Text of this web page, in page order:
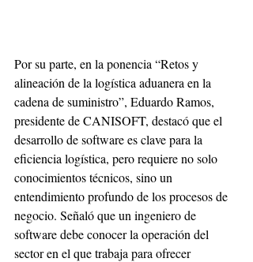
Por su parte, en la ponencia “Retos y
alineación de la logística aduanera en la
cadena de suministro”, Eduardo Ramos,
presidente de CANISOFT, destacó que el
desarrollo de software es clave para la
eficiencia logística, pero requiere no solo
conocimientos técnicos, sino un
entendimiento profundo de los procesos de
negocio. Señaló que un ingeniero de
software debe conocer la operación del
sector en el que trabaja para ofrecer